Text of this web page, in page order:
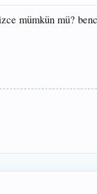
mümkün mü?